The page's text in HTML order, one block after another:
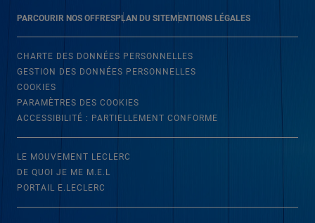
PARCOURIR NOS OFFRESPLAN DU SITEMENTIONS LÉGALES
CHARTE DES DONNÉES PERSONNELLES
GESTION DES DONNÉES PERSONNELLES
COOKIES
PARAMÈTRES DES COOKIES
ACCESSIBILITÉ : PARTIELLEMENT CONFORME
LE MOUVEMENT LECLERC
DE QUOI JE ME M.E.L
PORTAIL E.LECLERC